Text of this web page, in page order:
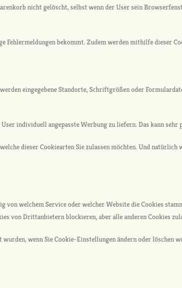
nicht gelöscht, selbst wenn der User sein
Fehlermeldungen bekommt. Zudem werden mithilfe dieser
eingegebene Standorte, Schriftgrößen oder
individuell angepasste Werbung zu liefern. Das kann
dieser Cookiearten Sie zulassen möchten. Und natürlich
von welchem Service oder welcher Website die Cookies
von Drittanbietern blockieren, aber alle anderen Cookies
wenn Sie Cookie-Einstellungen ändern oder löschen